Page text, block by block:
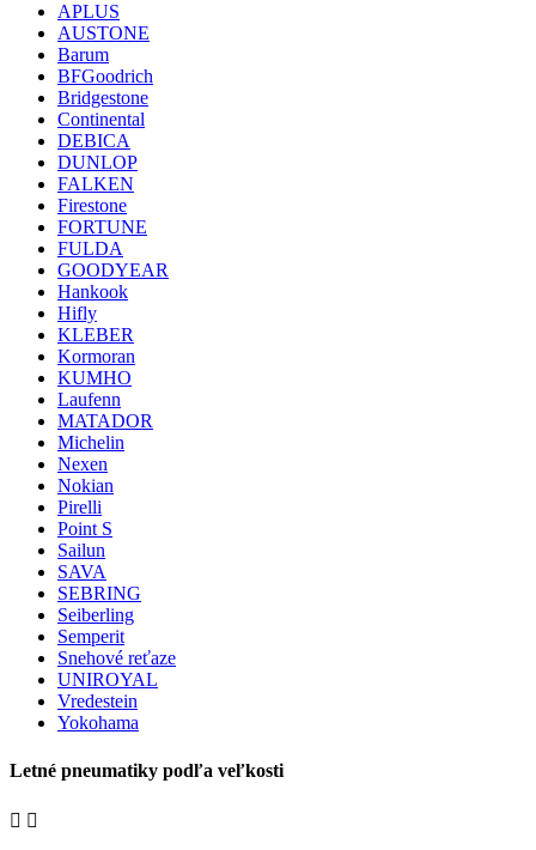
APLUS
AUSTONE
Barum
BFGoodrich
Bridgestone
Continental
DEBICA
DUNLOP
FALKEN
Firestone
FORTUNE
FULDA
GOODYEAR
Hankook
Hifly
KLEBER
Kormoran
KUMHO
Laufenn
MATADOR
Michelin
Nexen
Nokian
Pirelli
Point S
Sailun
SAVA
SEBRING
Seiberling
Semperit
Snehové reťaze
UNIROYAL
Vredestein
Yokohama
Letné pneumatiky podľa veľkosti
 